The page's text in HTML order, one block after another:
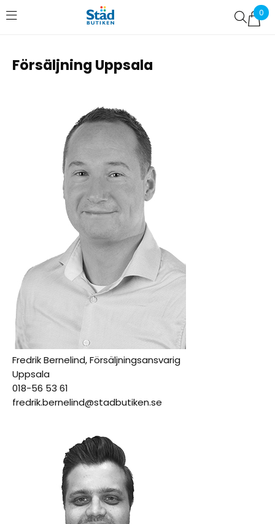
0
Favoriter (0)
Försäljning Uppsala
Fredrik Bernelind, Försäljningsansvarig
Uppsala
018-56 53 61
fredrik.bernelind@stadbutiken.se